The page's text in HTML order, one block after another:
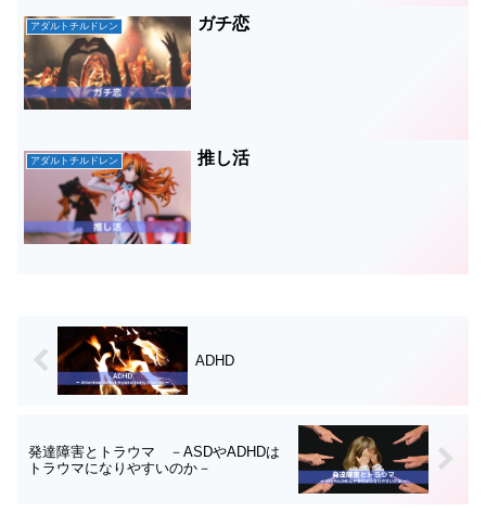
アダルトチルドレン ガチ恋
アダルトチルドレン 推し活
ADHD
発達障害とトラウマ －ASDやADHDは
トラウマになりやすいのか－